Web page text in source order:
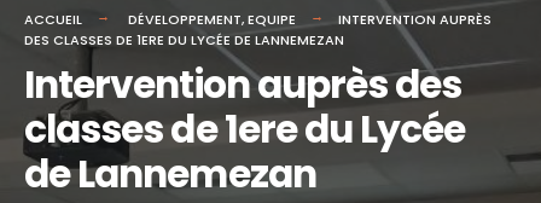
ACCUEIL DÉVELOPPEMENT,EQUIPE
INTERVENTION AUPRÈS
DES CLASSES DE 1ERE DU LYCÉE DE LANNEMEZAN
Intervention auprès des
classes de 1ere du Lycée
de Lannemezan